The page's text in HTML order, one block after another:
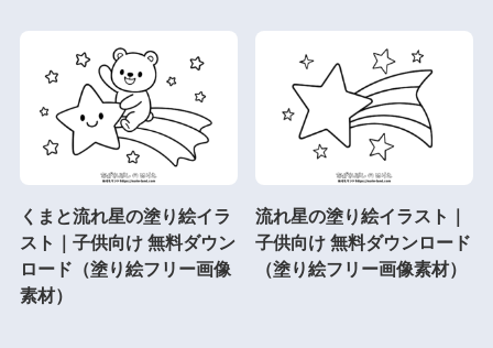
くまと流れ星の塗り絵イラ
スト｜子供向け 無料ダウン
ロード（塗り絵フリー画像
素材）
流れ星の塗り絵イラスト｜
子供向け 無料ダウンロード
（塗り絵フリー画像素材）